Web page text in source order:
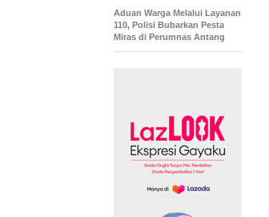
Aduan Warga Melalui Layanan
110, Polisi Bubarkan Pesta
Miras di Perumnas Antang